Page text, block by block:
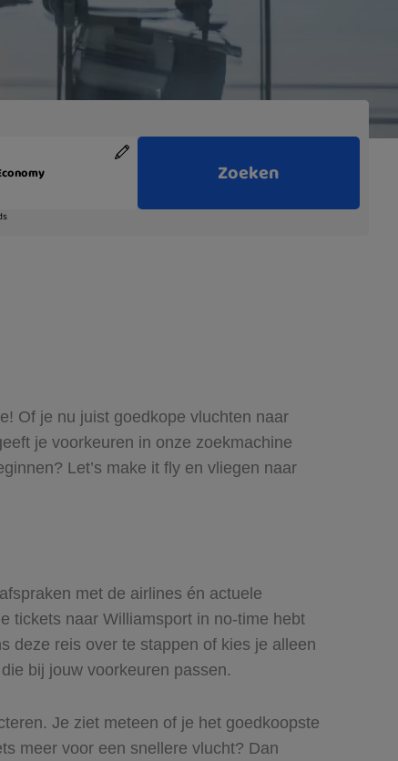
Of je nu juist goedkope vluchten naar
je voorkeuren in onze zoekmachine
Let’s make it fly en vliegen naar
met de airlines én actuele
tickets naar Williamsport in no-time hebt
deze reis over te stappen of kies je alleen
bij jouw voorkeuren passen.
Je ziet meteen of je het goedkoopste
meer voor een snellere vlucht? Dan